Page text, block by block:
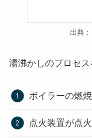
出典
湯沸かしのプロセ
ボイラーの燃
点火装置が点